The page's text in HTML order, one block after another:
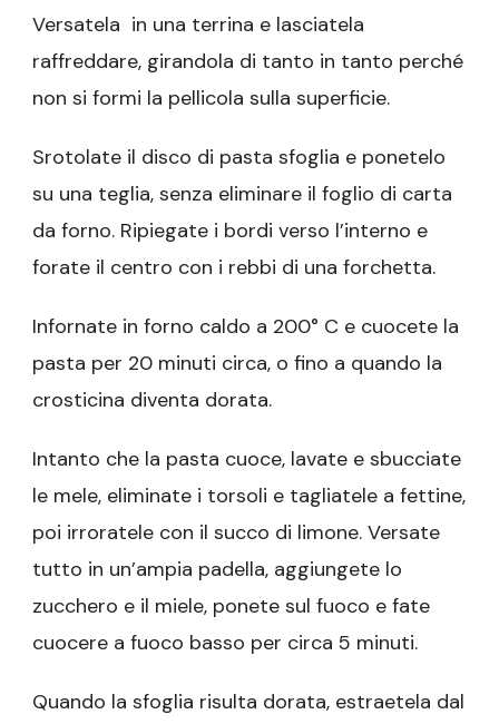
Versatela in una terrina e lasciatela
raffreddare, girandola di tanto in tanto perché
non si formi la pellicola sulla superficie.
Srotolate il disco di pasta sfoglia e ponetelo
su una teglia, senza eliminare il foglio di carta
da forno. Ripiegate i bordi verso l’interno e
forate il centro con i rebbi di una forchetta.
Infornate in forno caldo a 200° C e cuocete la
pasta per 20 minuti circa, o fino a quando la
crosticina diventa dorata.
Intanto che la pasta cuoce, lavate e sbucciate
le mele, eliminate i torsoli e tagliatele a fettine,
poi irroratele con il succo di limone. Versate
tutto in un’ampia padella, aggiungete lo
zucchero e il miele, ponete sul fuoco e fate
cuocere a fuoco basso per circa 5 minuti.
Quando la sfoglia risulta dorata, estraetela dal